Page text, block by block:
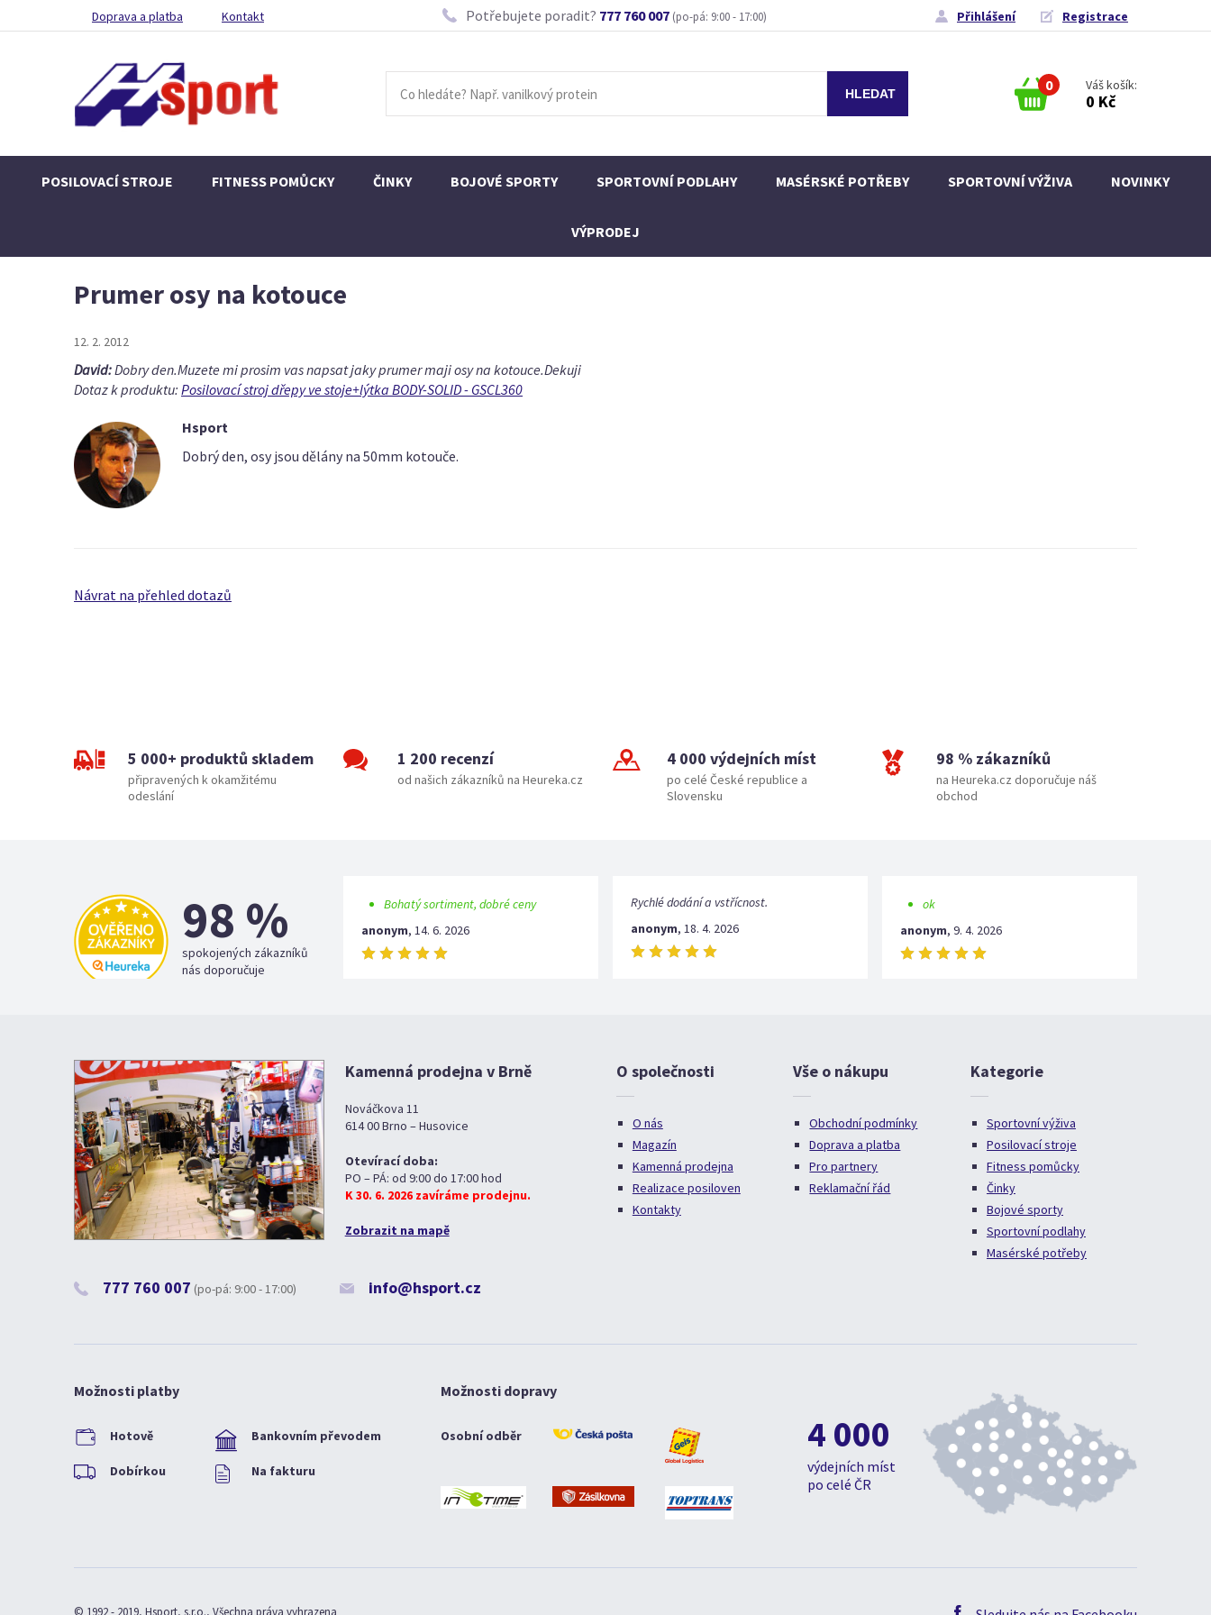
Doprava a platba Kontakt Potřebujete poradit? 777 760 007 (po-pá: 9:00 - 17:00) Přihlášení Registrace
0 Váš košík:
0 Kč
POSILOVACÍ STROJE FITNESS POMŮCKY ČINKY BOJOVÉ SPORTY SPORTOVNÍ PODLAHY MASÉRSKÉ POTŘEBY SPORTOVNÍ VÝŽIVA NOVINKY
VÝPRODEJ
Prumer osy na kotouce
12. 2. 2012
David:Dobry den.Muzete mi prosim vas napsat jaky prumer maji osy na kotouce.Dekuji
Dotaz k produktu: Posilovací stroj dřepy ve stoje+lýtka BODY-SOLID - GSCL360
Hsport
Dobrý den, osy jsou dělány na 50mm kotouče.
Návrat na přehled dotazů
5 000+ produktů skladem
připravených k okamžitému
odeslání
1 200 recenzí
od našich zákazníků na Heureka.cz
4 000 výdejních míst
po celé České republice a
Slovensku
98 % zákazníků
na Heureka.cz doporučuje náš
obchod
98 %
spokojených zákazníků
nás doporučuje
Bohatý sortiment, dobré ceny
anonym, 14. 6. 2026
Rychlé dodání a vstřícnost.
anonym, 18. 4. 2026
ok
anonym, 9. 4. 2026
Kamenná prodejna v Brně
Nováčkova 11
614 00 Brno – Husovice
Otevírací doba:
PO – PÁ: od 9:00 do 17:00 hod
K 30. 6. 2026 zavíráme prodejnu.
Zobrazit na mapě
777 760 007 (po-pá: 9:00 - 17:00) info@hsport.cz
O společnosti
O nás
Magazín
Kamenná prodejna
Realizace posiloven
Kontakty
Vše o nákupu
Obchodní podmínky
Doprava a platba
Pro partnery
Reklamační řád
Kategorie
Sportovní výživa
Posilovací stroje
Fitness pomůcky
Činky
Bojové sporty
Sportovní podlahy
Masérské potřeby
Možnosti platby
Hotově Bankovním převodem
Dobírkou Na fakturu
Možnosti dopravy
Osobní odběr 4 000
výdejních míst
po celé ČR
© 1992 - 2019, Hsport, s.r.o., Všechna práva vyhrazena